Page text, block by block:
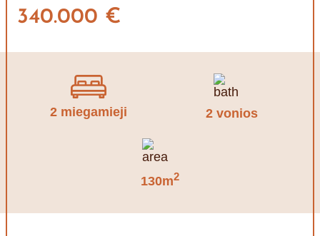
340.000 €
2 miegamieji 2 vonios
130m2